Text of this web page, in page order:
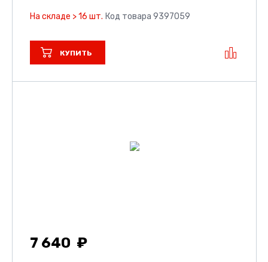
На складе > 16 шт. Код товара 9397059
КУПИТЬ
7 640